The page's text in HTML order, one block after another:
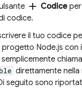
add Codice
codice.
il tuo codice
progetto Node.js con
direttamente nella
seguito sono